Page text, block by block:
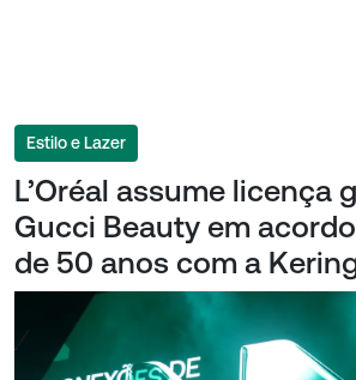
Estilo e Lazer
L’Oréal assume licença
Gucci Beauty em
de 50 anos com a